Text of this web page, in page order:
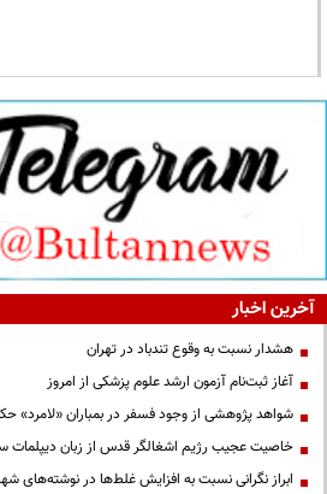
آخرین اخبار
هشدار نسبت به وقوع تندباد در تهران
آغاز ثبت‌نام آزمون ارشد علوم پزشکی از امروز
شواهد پژوهشی از وجود فسفر در بمباران «لامرد»
خاصیت عجیب رژیم اشغالگر قدس از زبان دیپلمات
ابراز نگرانی نسبت به افزایش غلط‌ها در نوشته‌های